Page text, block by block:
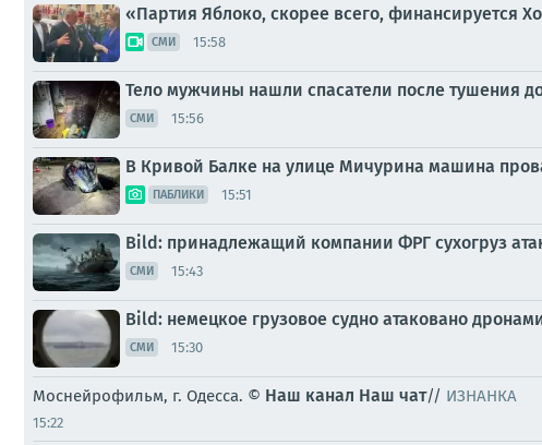
«Партия Яблоко, скорее всего, финансируется
СМИ 15:58
Тело мужчины нашли спасатели после тушения
СМИ 15:56
В Кривой Балке на улице Мичурина машина
ПАБЛИКИ 15:51
Bild: принадлежащий компании ФРГ сухогруз
СМИ 15:43
Bild: немецкое грузовое судно атаковано
СМИ 15:30
Моснейрофильм, г. Одесса. © Наш канал Наш чат// ИЗНАНКА
15:22